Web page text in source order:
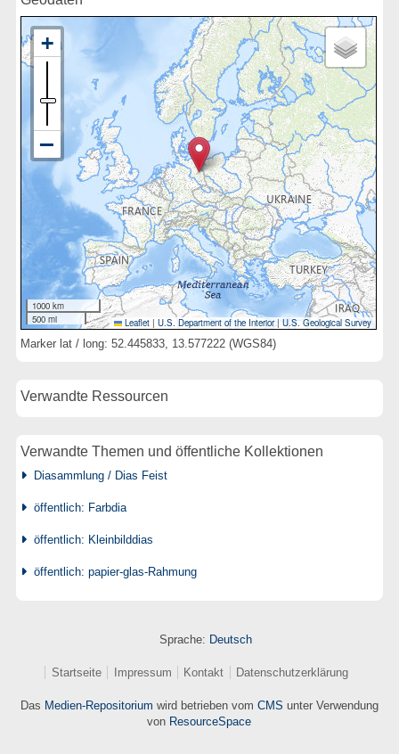
1000 km
500 mi
Leaflet | U.S. Department of the Interior|U.S. Geological Survey
Marker lat / long: 52.445833, 13.577222 (WGS84)
Verwandte Ressourcen
Verwandte Themen und öffentliche Kollektionen
Diasammlung / Dias Feist
öffentlich: Farbdia
öffentlich: Kleinbilddias
öffentlich: papier-glas-Rahmung
Sprache: Deutsch
Startseite Impressum Kontakt Datenschutzerklärung
Das Medien-Repositorium wird betrieben vom CMS unter Verwendung
von ResourceSpace